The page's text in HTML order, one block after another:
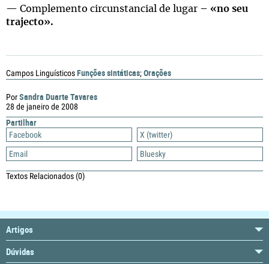
PorSandra Duarte Tavares
28 de janeiro de 2008
Partilhar
Facebook
X (twitter)
Email
Bluesky
Textos Relacionados(0)
— Complemento circunstancial de lugar – «no seu
trajecto».
Campos LinguísticosFunções sintáticas;Orações
Artigos
Dúvidas